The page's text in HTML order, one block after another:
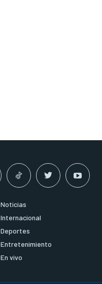
Noticias
Internacional
Deportes
Entretenimiento
En vivo